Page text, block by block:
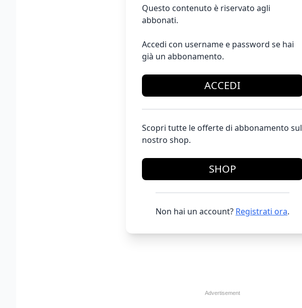
Questo contenuto è riservato agli
abbonati.
Accedi con username e password se hai
già un abbonamento.
ACCEDI
Scopri tutte le offerte di abbonamento sul
nostro shop.
SHOP
Non hai un account? Registrati ora.